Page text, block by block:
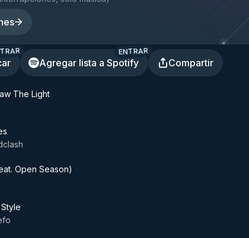
Agregar lista a Spotify
ENTRAR
Compartir
The Light
Open Season)